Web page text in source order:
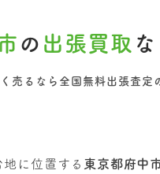
の 出張買取
売るなら全国無料出張査定
に位置する 東京都府中